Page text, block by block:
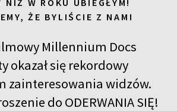
NIŻ W ROKU UBIEGŁYM!
ŻE BYLIŚCIE Z NAMI
Millennium Docs
okazał się rekordowy
zainteresowania widzów.
do ODERWANIA SIĘ!